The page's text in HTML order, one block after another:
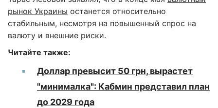
рынок Украины останется относительно
стабильным, несмотря на повышенный спрос на
валюту и внешние риски.
Читайте также:
Доллар превысит 50 грн, вырастет
"минималка": Кабмин представил план
до 2029 года